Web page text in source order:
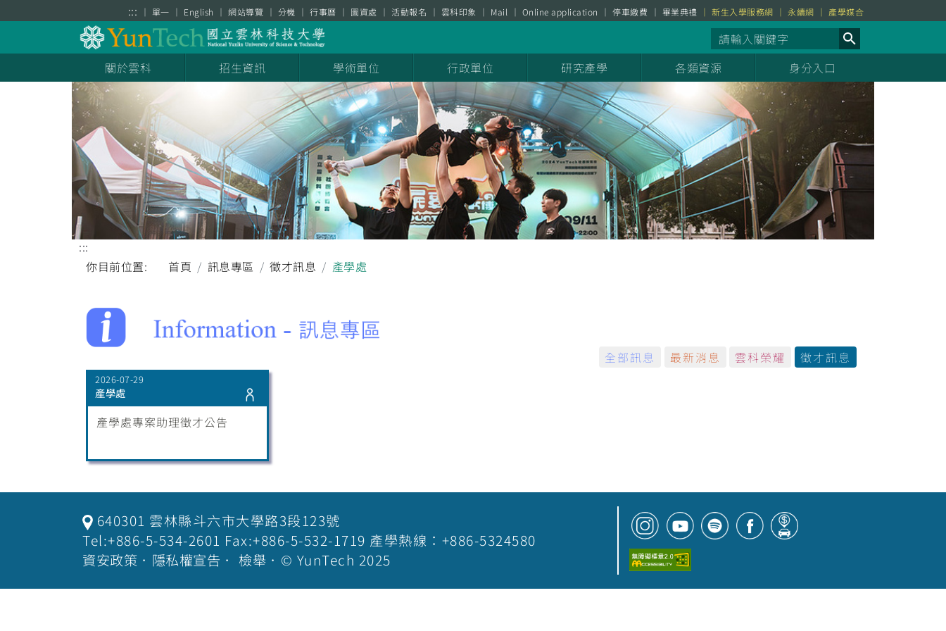
::: 單一 English 網站導覽 分機 行事曆 圖資處 活動報名 雲科印象 Mail Online application 停車繳費 畢業典禮 新生入學服務網 永續網 產學媒合
關於雲科 招生資訊 學術單位 行政單位 研究產學 各類資源 身分入口
:::
你目前位置:
首頁 訊息專區 徵才訊息 產學處
全部訊息 最新消息 雲科榮耀 徵才訊息
2026-07-29
產學處
產學處專案助理徵才公告
640301 雲林縣斗六市大學路3段123號
Tel:+886-5-534-2601 Fax:+886-5-532-1719 產學熱線：+886-5324580
資安政策 ． 隱私權宣告 ． 檢舉 ．© YunTech 2025